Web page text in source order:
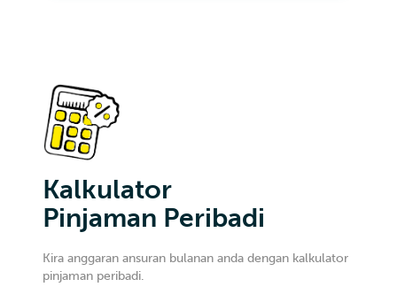
Kalkulator
Pinjaman Peribadi
Kira anggaran ansuran bulanan anda dengan kalkulator
pinjaman peribadi.